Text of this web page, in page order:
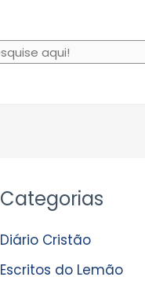
Categorias
Diário Cristão
Escritos do Lemão
r
u
i